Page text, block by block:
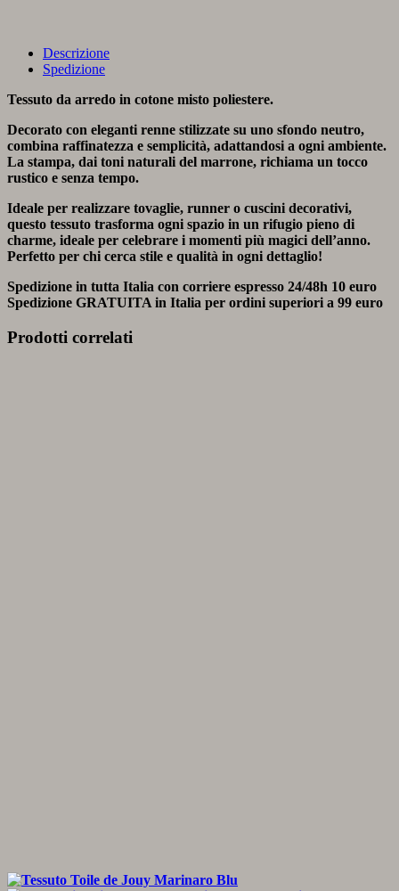
Descrizione
Spedizione
Tessuto da arredo in cotone misto poliestere.
Decorato con eleganti renne stilizzate su uno sfondo neutro,
combina raffinatezza e semplicità, adattandosi a ogni ambiente.
La stampa, dai toni naturali del marrone, richiama un tocco
rustico e senza tempo.
Ideale per realizzare tovaglie, runner o cuscini decorativi,
questo tessuto trasforma ogni spazio in un rifugio pieno di
charme, ideale per celebrare i momenti più magici dell’anno.
Perfetto per chi cerca stile e qualità in ogni dettaglio!
Spedizione in tutta Italia con corriere espresso 24/48h 10 euro
Spedizione GRATUITA in Italia per ordini superiori a 99 euro
Prodotti correlati